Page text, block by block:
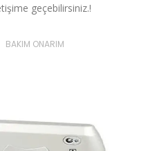
geçebilirsiniz.!
BAKIM ONARIM